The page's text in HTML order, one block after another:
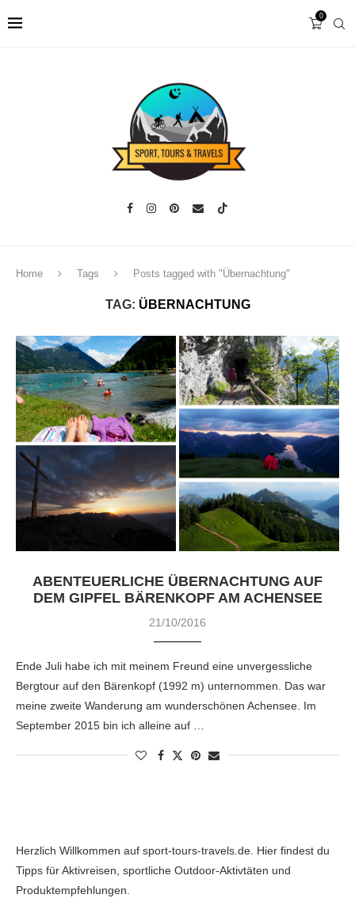
0
Home Tags Posts tagged with "Übernachtung"
TAG: ÜBERNACHTUNG
ABENTEUERLICHE ÜBERNACHTUNG AUF
DEM GIPFEL BÄRENKOPF AM ACHENSEE
21/10/2016
Ende Juli habe ich mit meinem Freund eine unvergessliche
Bergtour auf den Bärenkopf (1992 m) unternommen. Das war
meine zweite Wanderung am wunderschönen Achensee. Im
September 2015 bin ich alleine auf …
Herzlich Willkommen auf sport-tours-travels.de. Hier findest du
Tipps für Aktivreisen, sportliche Outdoor-Aktivtäten und
Produktempfehlungen.